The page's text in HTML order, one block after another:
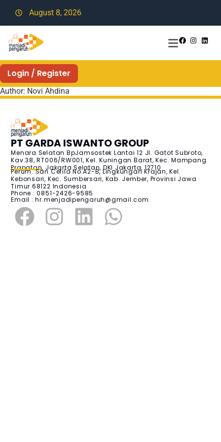
August 8, 2026
Login / Register
Author: Novi Ahdina
PT GARDA ISWANTO GROUP
Menara Selatan BpJamsostek Lantai 12 Jl. Gatot Subroto,
Kav.38, RT006/RW001, Kel. Kuningan Barat, Kec. Mampang
Prapatan, Jakarta Selatan, DKI Jakarta, 12710
Perum. San Cefila No.A2-B, Lingkungan Krajan, Kel.
Kebonsari, Kec. Sumbersari, Kab. Jember, Provinsi Jawa
Timur 68122 Indonesia
Phone : 0851-2426-9585
Email :hr.menjadipengaruh@gmail.com